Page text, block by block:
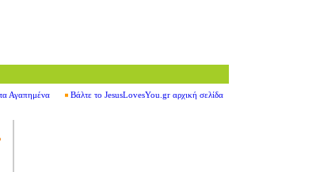
Αγαπημένα Βάλτε το JesusLovesYou.gr αρχική σελίδα